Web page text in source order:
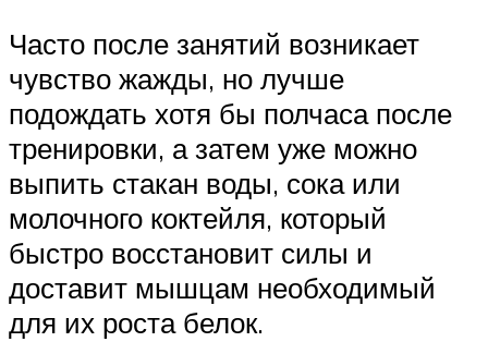
Часто после занятий возникает
чувство жажды, но лучше
подождать хотя бы полчаса после
тренировки, а затем уже можно
выпить стакан воды, сока или
молочного коктейля, который
быстро восстановит силы и
доставит мышцам необходимый
для их роста белок.